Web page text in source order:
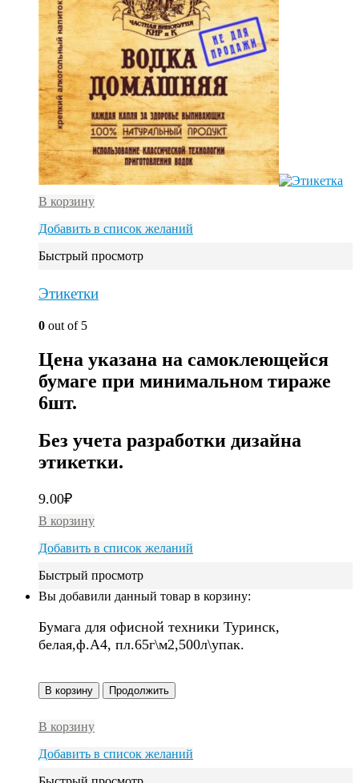
В корзину
Добавить в список желаний
Быстрый просмотр
Этикетки
0 out of 5
Цена указана на самоклеющейся
бумаге при минимальном тираже
6шт.
Без учета разработки дизайна
этикетки.
9.00₽
В корзину
Добавить в список желаний
Быстрый просмотр
Вы добавили данный товар в корзину:
Бумага для офисной техники Туринск,
белая,ф.А4, пл.65г\м2,500л\упак.
В корзину Продолжить
В корзину
Добавить в список желаний